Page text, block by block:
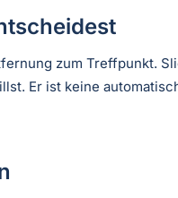
zum Treffpunkt.
Er ist keine